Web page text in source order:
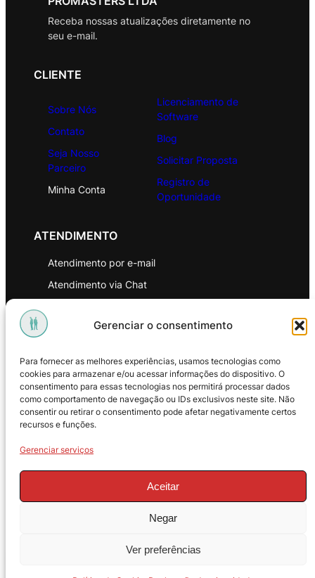
Gerenciar o consentimento
Para fornecer as melhores experiências, usamos tecnologias como
cookies para armazenar e/ou acessar informações do dispositivo. O
consentimento para essas tecnologias nos permitirá processar dados
como comportamento de navegação ou IDs exclusivos neste site. Não
consentir ou retirar o consentimento pode afetar negativamente certos
recursos e funções.
Gerenciar serviços
Aceitar
Negar
Ver preferências
Receba nossas atualizações diretamente no
seu e-mail.
CLIENTE
Sobre Nós
Contato
Seja Nosso
Parceiro
Minha Conta
Licenciamento de
Software
Blog
Solicitar Proposta
Registro de
Oportunidade
ATENDIMENTO
Atendimento por e-mail
Atendimento via Chat
Política de Privacidade
Política de Troca e Devoluções
Política de Reembolso
18.269.230/0001-16. Todos os direitos